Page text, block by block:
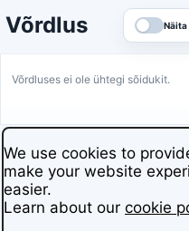
Võrdlus
Võrdluses ei ole ühtegi sõidukit.
We use cookies to
make your website
easier.
Learn about our cookie